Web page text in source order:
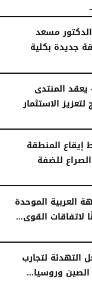
مسعد
جديدة بكلية
المنتدى
الاستثمار
المنطقة
للضفة
العربية الموحدة
لاتفاقات القوى...
لتجارب
وروسيا...